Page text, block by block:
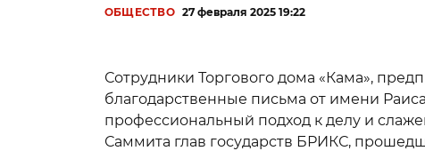
ОБЩЕСТВО 27 февраля 2025 19:22
Сотрудники Торгового дома «Кама»,
благодарственные письма от имени
профессиональный подход к делу и
Саммита глав государств БРИКС,